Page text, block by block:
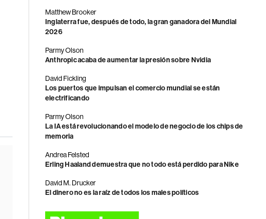
Matthew Brooker
Inglaterra fue, después de todo, la gran ganadora del Mundial
2026
Parmy Olson
Anthropic acaba de aumentar la presión sobre Nvidia
David Fickling
Los puertos que impulsan el comercio mundial se están
electrificando
Parmy Olson
La IA está revolucionando el modelo de negocio de los chips de
memoria
Andrea Felsted
Erling Haaland demuestra que no todo está perdido para Nike
David M. Drucker
El dinero no es la raíz de todos los males políticos